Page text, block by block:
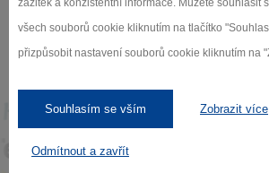
zážitek a konzistentní informace. Můžete souhlasit
všech souborů cookie kliknutím na tlačítko
přizpůsobit nastavení souborů cookie kliknutím na
Souhlasím se vším Zobrazit více
Odmítnout a zavřít
Naši partneři